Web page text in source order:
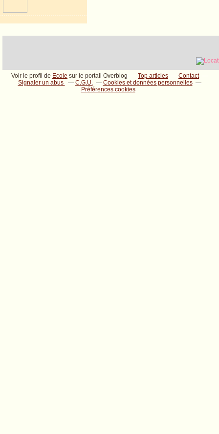
Voir le profil de Ecole sur le portail Overblog Top articles
Contact
Signaler un abus
C.G.U.
Cookies et données personnelles
Préférences cookies